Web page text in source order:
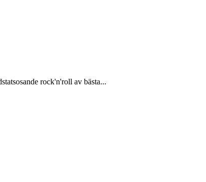
rock'n'roll av bästa...